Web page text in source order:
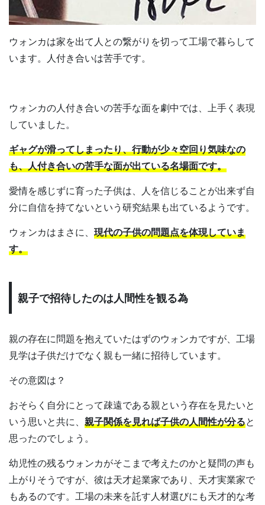
ウォンカは家を出て人との繋がりを切って工場で暮らして
います。人付き合いは苦手です。
ウォンカの人付き合いの苦手な面を劇中では、上手く表現
していました。
ギャグが滑ってしまったり、行動が少々空回り気味なの
も、人付き合いの苦手な面が出ている名場面です。
愛情を感じずに育った子供は、人を信じることが出来ず自
分に自信を持てないという研究結果も出ているようです。
ウォンカはまさに、 現代の子供の問題点を体現していま
す。
親子で招待したのは人間性を観る為
親の存在に問題を抱えていたはずのウォンカですが、工場
見学は子供だけでなく親も一緒に招待しています。
その意図は？
おそらく自分にとって疎遠である親という存在を見たいと
いう思いと共に、 親子関係を見れば子供の人間性が分ると
思ったのでしょう。
幼児性の残るウォンカがそこまで考えたのかと疑問の声も
上がりそうですが、彼は天才起業家であり、天才実業家で
もあるのです。工場の未来を託す人材選びにも天才的な考